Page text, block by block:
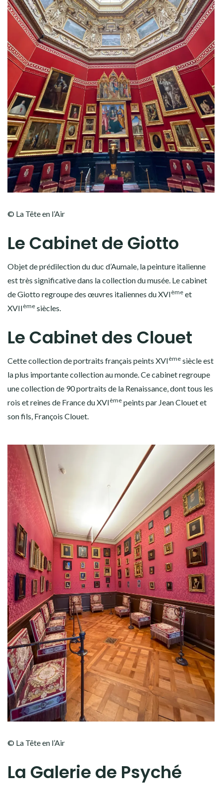
© La Tête en l’Air
Le Cabinet de Giotto
Objet de prédilection du duc d’Aumale, la peinture italienne
est très significative dans la collection du musée. Le cabinet
de Giotto regroupe des œuvres italiennes du XVIème et
XVIIème siècles.
Le Cabinet des Clouet
Cette collection de portraits français peints XVIème siècle est
la plus importante collection au monde. Ce cabinet regroupe
une collection de 90 portraits de la Renaissance, dont tous les
rois et reines de France du XVIème peints par Jean Clouet et
son fils, François Clouet.
© La Tête en l’Air
La Galerie de Psyché